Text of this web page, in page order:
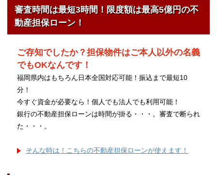
審査時間は最短3時間！限度額は最高5億円の不
動産担保ローン！
ご存知でしたか？担保物件はご本人以外の名義
でもOKなんです！
福岡県内はもちろん日本全国対応可能！振込まで最短10
分！
今すぐ資金が必要なら！個人でも法人でも利用可能！
銀行の不動産担保ローンは時間が掛る・・・。審査で断られ
た・・・。
そんな時は！こちらの不動産担保ローンが使えます！